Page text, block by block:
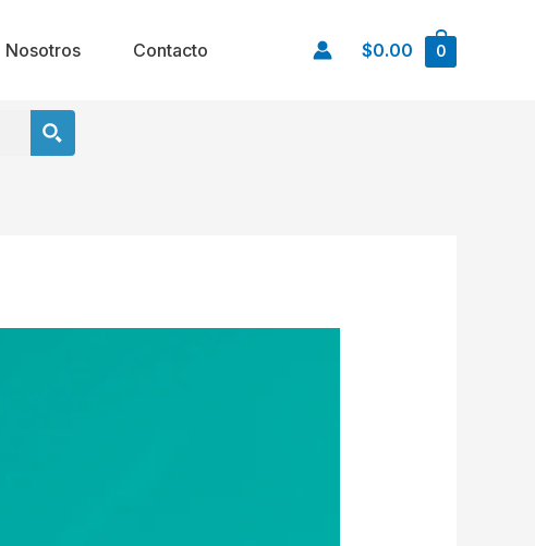
Nosotros Contacto $0.00 0